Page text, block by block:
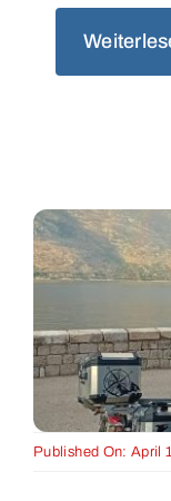
Published On: April